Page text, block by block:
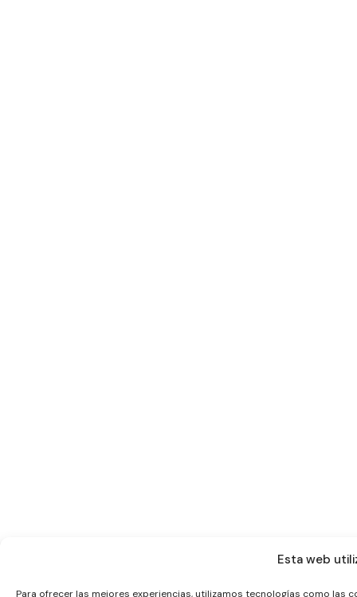
Esta web
Para ofrecer las mejores experiencias, utilizamos tecnologías como las